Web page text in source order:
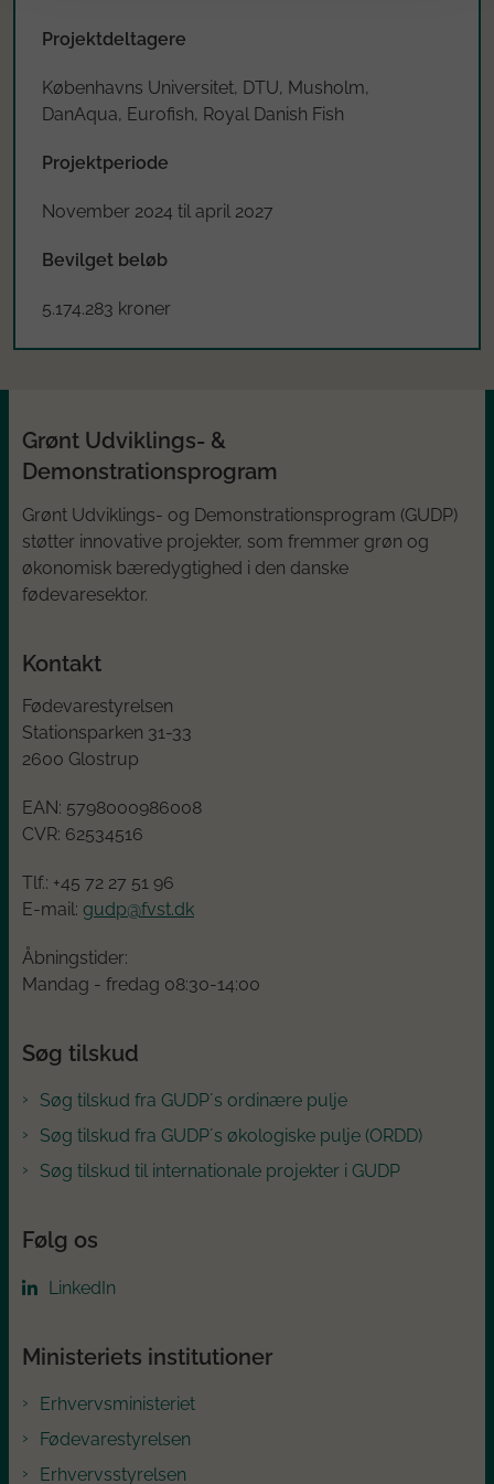
Projektdeltagere
Københavns Universitet, DTU, Musholm,
DanAqua, Eurofish, Royal Danish Fish
Projektperiode
November 2024 til april 2027
Bevilget beløb
5.174.283 kroner
Grønt Udviklings- &
Demonstrationsprogram
Grønt Udviklings- og Demonstrationsprogram (GUDP)
støtter innovative projekter, som fremmer grøn og
økonomisk bæredygtighed i den danske
fødevaresektor.
Kontakt
Fødevarestyrelsen
Stationsparken 31-33
2600 Glostrup
EAN: 5798000986008
CVR: 62534516
Tlf.: +45 72 27 51 96
E-mail: gudp@fvst.dk
Åbningstider:
Mandag - fredag 08:30-14:00
Søg tilskud
Søg tilskud fra GUDP´s ordinære pulje
Søg tilskud fra GUDP´s økologiske pulje (ORDD)
Søg tilskud til internationale projekter i GUDP
Følg os
LinkedIn
Ministeriets institutioner
Erhvervsministeriet
Fødevarestyrelsen
Erhvervsstyrelsen